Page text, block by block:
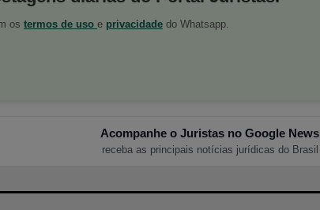
os termos de uso e privacidade do Whatsapp.
Acompanhe o Juristas no Google News
receba as principais notícias jurídicas do Brasil